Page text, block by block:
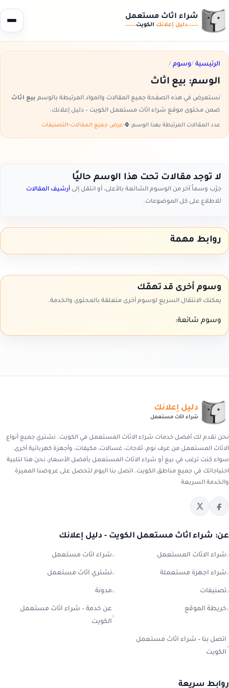
شراء اثاث مستعمل
دليل إعلانك الكويت
الرئيسية /وسوم /
الوسم: بيع اثاث
نستعرض في هذه الصفحة جميع المقالات والمواد المرتبطة بالوسم بيع اثاث
ضمن محتوى موقع شراء اثاث مستعمل الكويت – دليل إعلانك.
عدد المقالات المرتبطة بهذا الوسم: •عرض جميع المقالات•التصنيفات
لا توجد مقالات تحت هذا الوسم حاليًا
جرّب وسماً آخر من الوسوم الشائعة بالأعلى، أو انتقل إلى أرشيف المقالات
للاطلاع على كل الموضوعات.
روابط مهمة
وسوم أخرى قد تهمّك
يمكنك الانتقال السريع لوسوم أخرى متعلقة بالمحتوى والخدمة.
وسوم شائعة:
دليل إعلانك
شراء اثاث مستعمل
نحن نقدم لك أفضل خدمات شراء الاثاث المستعمل في الكويت. نشتري جميع أنواع
الاثاث المستعمل من غرف نوم، ثلاجات، غسالات، مكيفات، وأجهزة كهربائية أخرى.
سواء كنت ترغب في بيع أو شراء الاثاث المستعمل بأفضل الأسعار، نحن هنا لتلبية
احتياجاتك في جميع مناطق الكويت. اتصل بنا اليوم لتحصل على عروضنا المميزة
والخدمة السريعة
عن: شراء اثاث مستعمل الكويت - دليل إعلانك
شراء الاثاث المستعمل شراء اثاث مستعمل
شراء اجهزة مستعملة نشتري اثاث مستعمل
تصنيفات مدونة
خريطة الموقع
عن خدمة – شراء اثاث مستعمل
الكويت
اتصل بنا – شراء اثاث مستعمل
الكويت
روابط سريعة